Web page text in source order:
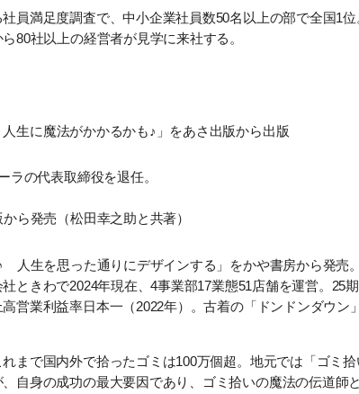
員満足度調査で、中小企業社員数50名以上の部で全国1
80社以上の経営者が見学に来社する。
生に魔法がかかるかも♪」 をあさ出版から出版
ラの代表取締役を退任。
ら発売（松田幸之助と共著）
人生を思った通りにデザインする」
をかや書房から発売。
ときわで2024年現在、4事業部17業態51店舗を運営。25
営業利益率日本一（2022年）。古着の「ドンドンダウン
まで国内外で拾ったゴミは100万個超。地元では「ゴミ
自身の成功の最大要因であり、ゴミ拾いの魔法の伝道師